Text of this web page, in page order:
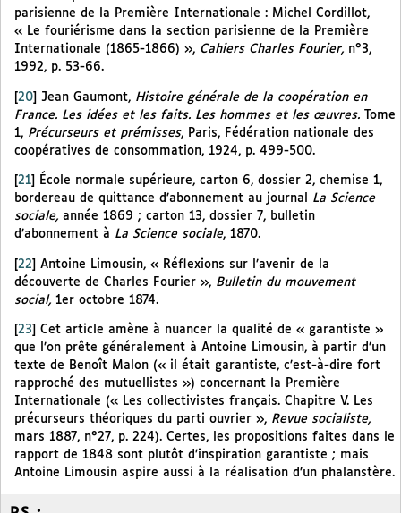
parisienne de la Première Internationale : Michel Cordillot,
« Le fouriérisme dans la section parisienne de la Première
Internationale (1865-1866) », Cahiers Charles Fourier, n°3,
1992, p. 53-66.
[20] Jean Gaumont, Histoire générale de la coopération en
France. Les idées et les faits. Les hommes et les œuvres. Tome
1, Précurseurs et prémisses, Paris, Fédération nationale des
coopératives de consommation, 1924, p. 499-500.
21
École normale supérieure, carton 6, dossier 2, chemise 1,
bordereau de quittance d’abonnement au journal La Science
sociale, année 1869 ; carton 13, dossier 7, bulletin
d’abonnement à La Science sociale, 1870.
[22] Antoine Limousin, « Réflexions sur l’avenir de la
découverte de Charles Fourier », Bulletin du mouvement
social, 1er octobre 1874.
23
Cet article amène à nuancer la qualité de « garantiste »
que l’on prête généralement à Antoine Limousin, à partir d’un
texte de Benoît Malon (« il était garantiste, c’est-à-dire fort
rapproché des mutuellistes ») concernant la Première
Internationale (« Les collectivistes français. Chapitre V. Les
précurseurs théoriques du parti ouvrier », Revue socialiste,
mars 1887, n°27, p. 224). Certes, les propositions faites dans le
rapport de 1848 sont plutôt d’inspiration garantiste ; mais
Antoine Limousin aspire aussi à la réalisation d’un phalanstère.